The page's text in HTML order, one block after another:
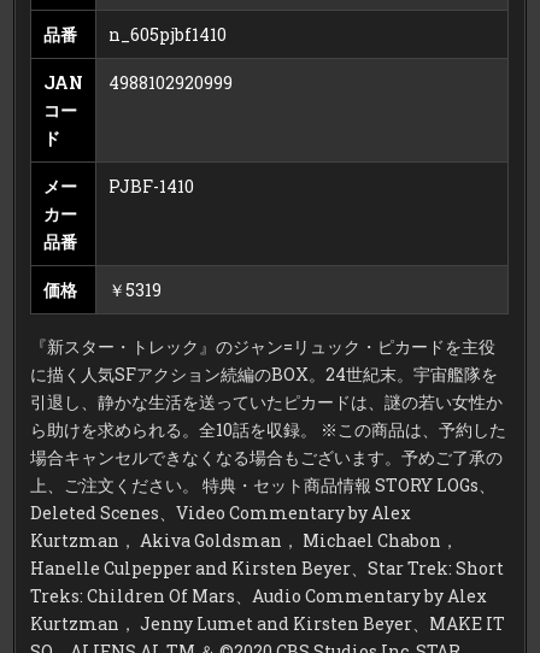
品番 n_605pjbf1410
JAN
コー
ド
4988102920999
メー
カー
品番
PJBF-1410
価格 ￥5319
『新スター・トレック』のジャン=リュック・ピカードを主役
に描く人気SFアクション続編のBOX。24世紀末。宇宙艦隊を
引退し、静かな生活を送っていたピカードは、謎の若い女性か
ら助けを求められる。全10話を収録。 ※この商品は、予約した
場合キャンセルできなくなる場合もございます。予めご了承の
上、ご注文ください。 特典・セット商品情報 STORY LOGs、
Deleted Scenes、Video Commentary by Alex
Kurtzman， Akiva Goldsman， Michael Chabon，
Hanelle Culpepper and Kirsten Beyer、Star Trek: Short
Treks: Children Of Mars、Audio Commentary by Alex
Kurtzman， Jenny Lumet and Kirsten Beyer、MAKE IT